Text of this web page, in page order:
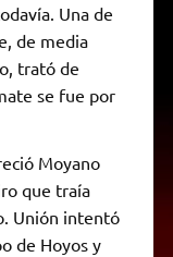
Una de
de media
trató de
se fue por
Moyano
que traía
Unión intentó
de Hoyos y